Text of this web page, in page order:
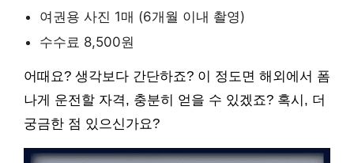
여권용 사진 1매 (6개월 이내 촬영)
수수료 8,500원
어때요? 생각보다 간단하죠? 이 정도면 해외에서 폼
나게 운전할 자격, 충분히 얻을 수 있겠죠? 혹시, 더
궁금한 점 있으신가요?